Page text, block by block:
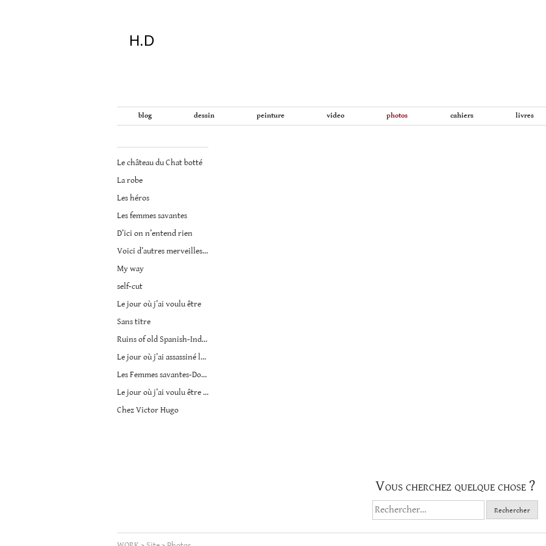
H.D
la
on
devrait
tout
sauf
l'inceste
et
danse
folklorique"
Lee
blog dessin peinture video photos cahiers livres
Le château du Chat botté
La robe
Les héros
Les femmes savantes
D’ici on n’entend rien
Voici d’autres merveilles qu’on raconte des animaux
My way
self-cut
Le jour où j’ai voulu être
Sans titre
Ruins of old Spanish-Indian church
Le jour où j’ai assassiné le portrait ovale
Les Femmes savantes-Documents
Le jour où j’ai voulu être Anna Blume
Chez Victor Hugo
Vous cherchez quelque chose ?
Rechercher :